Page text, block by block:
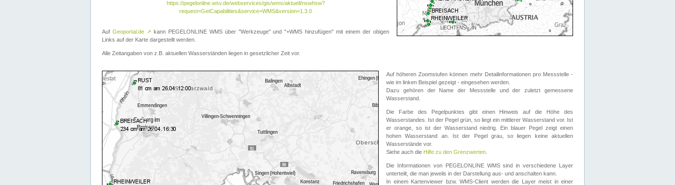
https://pegelonline.wsv.de/webservices/gis/wms/aktuell/nswhsw?
request=GetCapabilities&service=WMS&version=1.3.0
Auf Geoportal.de ↗ kann PEGELONLINE WMS über "Werkzeuge" und "+WMS hinzufügen" mit einem der obigen
Links auf der Karte dargestellt werden.
Alle Zeitangaben von z.B. aktuellen Wasserständen liegen in gesetzlicher Zeit vor.
Auf höheren Zoomstufen können mehr Detailinformationen pro Messstelle -
wie im linken Beispiel gezeigt - eingesehen werden.
Dazu gehören der Name der Messstelle und der zuletzt gemessene
Wasserstand.
Die Farbe des Pegelpunktes gibt einen Hinweis auf die Höhe des
Wasserstandes. Ist der Pegel grün, so liegt ein mittlerer Wasserstand vor. Ist
er orange, so ist der Wasserstand niedrig. Ein blauer Pegel zeigt einen
hohen Wasserstand an. Ist der Pegel grau, so liegen keine aktuellen
Wasserstände vor.
Siehe auch die Hilfe zu den Grenzwerten
Die Informationen von PEGELONLINE WMS sind in verschiedene Layer
unterteilt, die man jeweils in der Darstellung aus- und anschalten kann.
In einem Kartenviewer bzw. WMS-Client werden die Layer meist in einer